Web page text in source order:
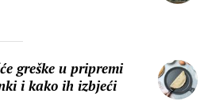
greške u pripremi
i kako ih izbjeći